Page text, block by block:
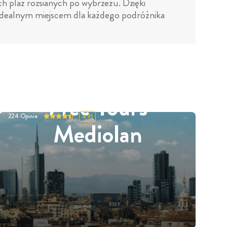
miejscem dla każdego podróżnika
Free Tours
Mediolan
224 Opinie 4.91